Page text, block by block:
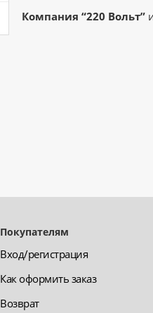
Компания “220 Вольт”
Покупателям
Вход/регистрация
Как оформить заказ
Возврат